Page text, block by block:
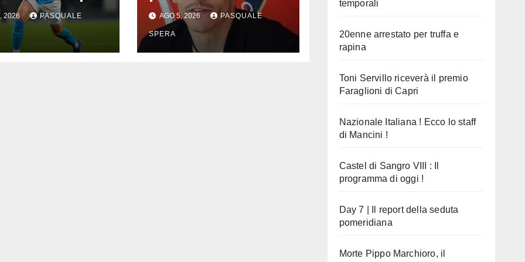
2026 PASQUALE
elogia Rafa Marin
AGO 5, 2026 PASQUALE
SPERA
temporali
20enne arrestato per truffa e
rapina
Toni Servillo riceverà il premio
Faraglioni di Capri
Nazionale Italiana ! Ecco lo staff
di Mancini !
Castel di Sangro VIII : Il
programma di oggi !
Day 7 | Il report della seduta
pomeridiana
Morte Pippo Marchioro, il